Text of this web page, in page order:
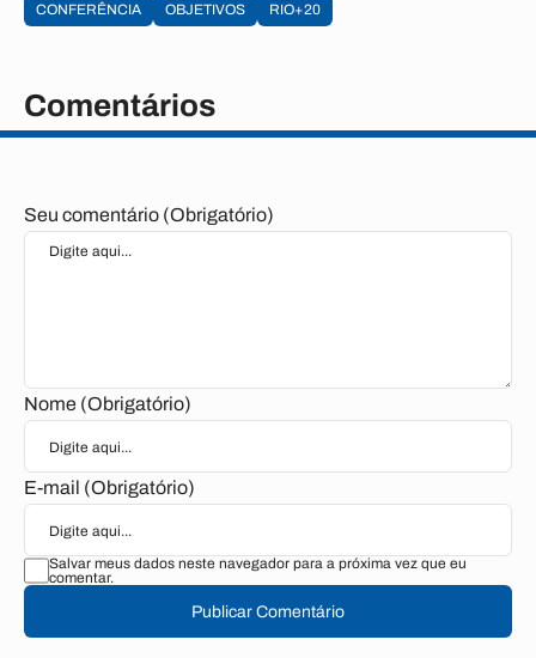
CONFERÊNCIA OBJETIVOS RIO+20
Comentários
Seu comentário (Obrigatório)
Nome (Obrigatório)
E-mail (Obrigatório)
Salvar meus dados neste navegador para a próxima vez que eu
comentar.
Publicar Comentário